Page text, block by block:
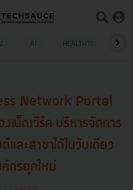
AI HEALTHTECH
Network Portal
เน็ตเวิร์ค บริหารจัดการ
และสาขาได้ในวันเดียว
ค์กรยุคใหม่